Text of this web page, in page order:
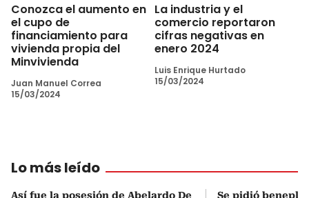
Conozca el aumento en
el cupo de
financiamiento para
vivienda propia del
Minvivienda
Juan Manuel Correa
15/03/2024
La industria y el
comercio reportaron
cifras negativas en
enero 2024
Luis Enrique Hurtado
15/03/2024
Lo más leído
Así fue la posesión de Abelardo De
Se pidió